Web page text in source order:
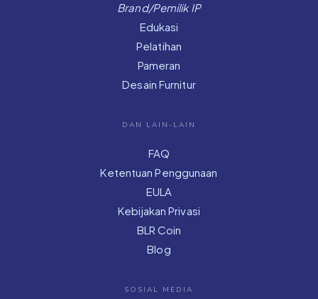
Brand/Pemilik IP
Edukasi
Pelatihan
Pameran
Desain Furnitur
DAN LAIN-LAIN
FAQ
Ketentuan Penggunaan
EULA
Kebijakan Privasi
BLR Coin
Blog
SOSIAL MEDIA